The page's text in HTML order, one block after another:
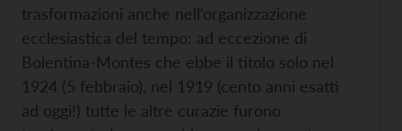
trasformazioni anche nell’organizzazione
ecclesiastica del tempo: ad eccezione di
Bolentina-Montes che ebbe il titolo solo nel
1924 (5 febbraio), nel 1919 (cento anni esatti
ad oggi!) tutte le altre curazie furono